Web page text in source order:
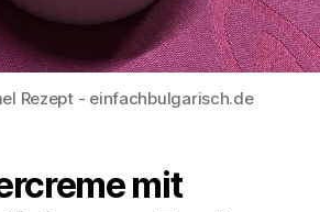
Rezept - einfachbulgarisch.de
mit